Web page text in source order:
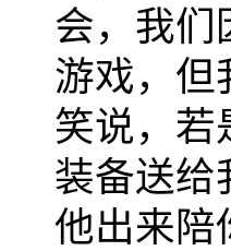
会，我们
游戏，但
笑说，若
装备送给
他出来陪